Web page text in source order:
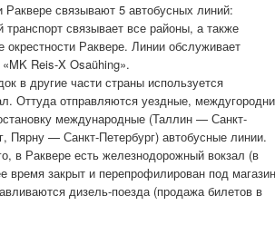
Раквере связывают 5 автобусных линий:
транспорт связывает все районы, а также
окрестности Раквере. Линии обслуживает
Reis-X Osaühing».
в другие части страны используется
Оттуда отправляются уездные,
международные (Таллин — Санкт-
Пярну — Санкт-Петербург) автобусные линии.
в Раквере есть железнодорожный вокзал (в
время закрыт и перепрофилирован под
дизель-поезда (продажа билетов в